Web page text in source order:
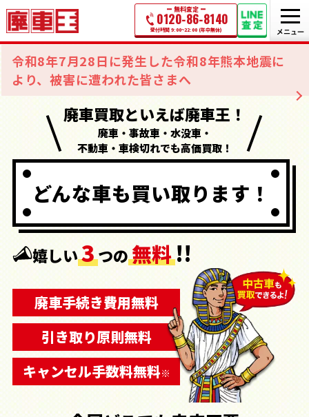
無料査定
0120-86-8140
受付時間 9:00~22:00 (年中無休)
令和8年7月28日に発生した令和8年熊本地震に
より、被害に遭われた皆さまへ
廃車買取といえば廃車王！
廃車・事故車・水没車・
不動車・車検切れでも高価買取！
どんな車も買い取ります！
嬉しい3つの無料!!
廃車手続き費用無料
引き取り原則無料
キャンセル手数料無料※